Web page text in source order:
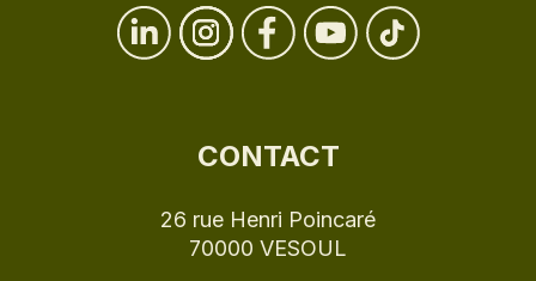
CONTACT
26 rue Henri Poincaré
70000 VESOUL